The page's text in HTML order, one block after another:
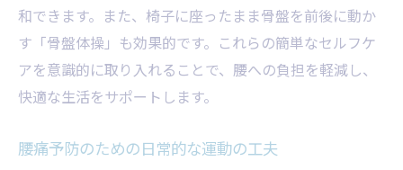
和できます。また、椅子に座ったまま骨盤を前後に動か
す「骨盤体操」も効果的です。これらの簡単なセルフケ
アを意識的に取り入れることで、腰への負担を軽減し、
快適な生活をサポートします。
腰痛予防のための日常的な運動の工夫